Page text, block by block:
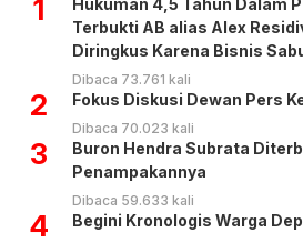
1
Hukuman 4,5 Tahun Dalam
Terbukti AB alias Alex
Diringkus Karena Bisnis
Dibaca 73.761 kali
2 Fokus Diskusi Dewan Pers
Dibaca 70.023 kali
3
Buron Hendra Subrata
Penampakannya
Dibaca 59.633 kali
4 Begini Kronologis Warga